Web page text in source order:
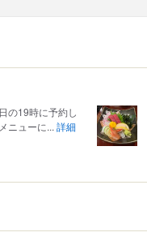
の19時に予約し
ニューに... 詳細